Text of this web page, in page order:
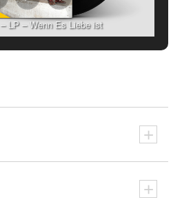
LP – Wenn Es Liebe ist
+
+